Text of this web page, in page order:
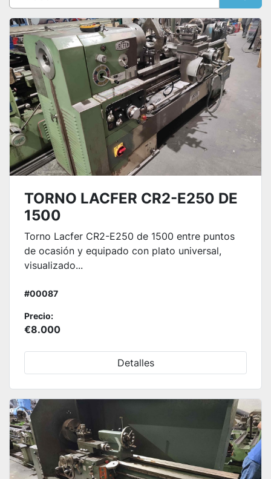
Ordenar por
TORNO LACFER CR2-E250 DE
1500
Torno Lacfer CR2-E250 de 1500 entre puntos
de ocasión y equipado con plato universal,
visualizado...
#00087
Precio:
€8.000
Detalles